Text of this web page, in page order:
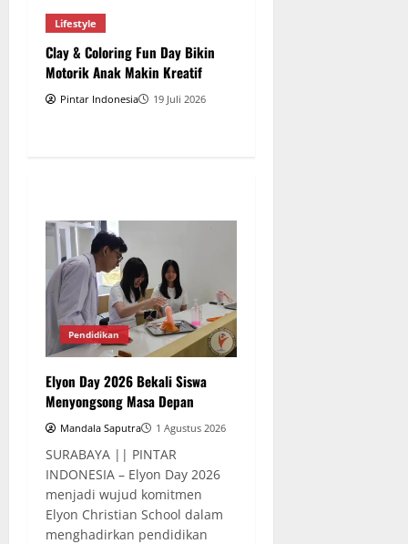
Lifestyle
Clay & Coloring Fun Day Bikin
Motorik Anak Makin Kreatif
Pintar Indonesia 19 Juli 2026
Pendidikan
Elyon Day 2026 Bekali Siswa
Menyongsong Masa Depan
Mandala Saputra 1 Agustus 2026
SURABAYA || PINTAR
INDONESIA – Elyon Day 2026
menjadi wujud komitmen
Elyon Christian School dalam
menghadirkan pendidikan